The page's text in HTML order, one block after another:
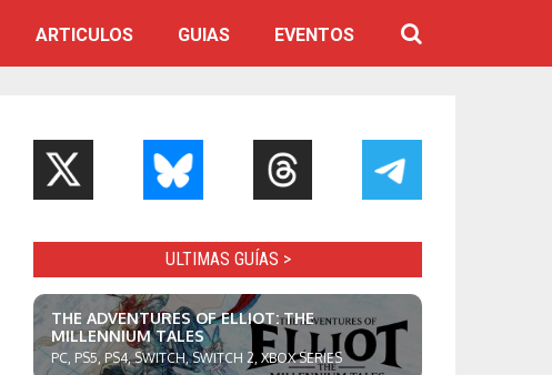
ARTICULOS GUIAS EVENTOS
ULTIMAS GUÍAS >
THE ADVENTURES OF ELLIOT: THE
MILLENNIUM TALES
PC, PS5, PS4, SWITCH, SWITCH 2, XBOX SERIES